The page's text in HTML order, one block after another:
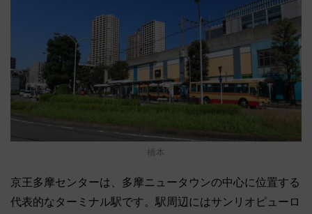
橋本
京王多摩センターは、多摩ニュータウンの中心に位置する
代表的なターミナル駅です。駅周辺にはサンリオピューロ